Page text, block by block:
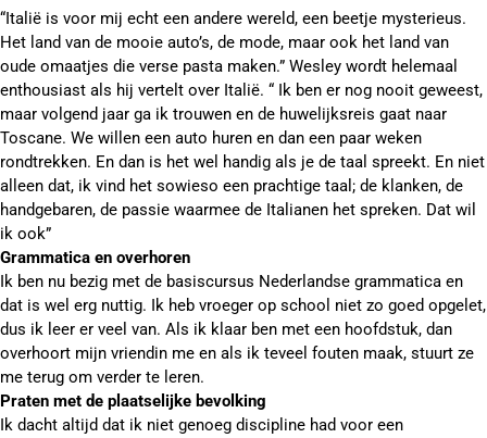
“Italië is voor mij echt een andere wereld, een beetje mysterieus.
Het land van de mooie auto’s, de mode, maar ook het land van
oude omaatjes die verse pasta maken.” Wesley wordt helemaal
enthousiast als hij vertelt over Italië. “ Ik ben er nog nooit geweest,
maar volgend jaar ga ik trouwen en de huwelijksreis gaat naar
Toscane. We willen een auto huren en dan een paar weken
rondtrekken. En dan is het wel handig als je de taal spreekt. En niet
alleen dat, ik vind het sowieso een prachtige taal; de klanken, de
handgebaren, de passie waarmee de Italianen het spreken. Dat wil
ik ook”
Grammatica en overhoren
Ik ben nu bezig met de basiscursus Nederlandse grammatica en
dat is wel erg nuttig. Ik heb vroeger op school niet zo goed opgelet,
dus ik leer er veel van. Als ik klaar ben met een hoofdstuk, dan
overhoort mijn vriendin me en als ik teveel fouten maak, stuurt ze
me terug om verder te leren.
Praten met de plaatselijke bevolking
Ik dacht altijd dat ik niet genoeg discipline had voor een